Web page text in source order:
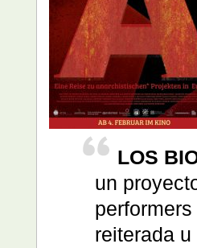
LOS
un
reiterada